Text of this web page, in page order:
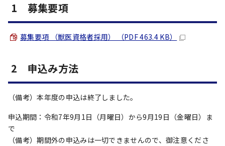
1 募集要項
募集要項 （獣医資格者採用） （PDF 463.4 KB）
2 申込み方法
（備考）本年度の申込は終了しました。
申込期間：令和7年9月1日（月曜日）から9月19日（金曜日）ま
で
（備考）期間外の申込みは一切できませんので、御注意くださ